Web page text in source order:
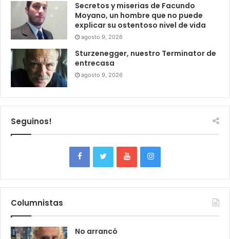
Secretos y miserias de Facundo
Moyano, un hombre que no puede
explicar su ostentoso nivel de vida
agosto 9, 2026
Sturzenegger, nuestro Terminator de
entrecasa
agosto 9, 2026
Seguinos!
Columnistas
No arrancó